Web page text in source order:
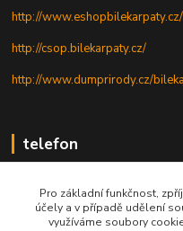
http://www.eshopbilekarpaty.cz/
http://csop.bilekarpaty.cz/
http://www.dumprirody.cz/
telefon
+420 727 880 789
Pro základní funkčnost,
účely a v případě udělení
využíváme soubory